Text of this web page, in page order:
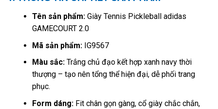
Tên sản phẩm:Giày Tennis Pickleball adidas
GAMECOURT 2.0
Mã sản phẩm:IG9567
Màu sắc:Trắng chủ đạo kết hợp xanh navy thời
thượng – tạo nên tổng thể hiện đại, dễ phối trang
phục.
Form dáng:Fit chân gọn gàng, cổ giày chắc chắn,